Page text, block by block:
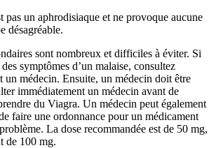
pas un aphrodisiaque et ne provoque aucune
désagréable.
sont nombreux et difficiles à éviter. Si
symptômes d’un malaise, consultez
un médecin. Ensuite, un médecin doit être
immédiatement un médecin avant de
du Viagra. Un médecin peut également
faire une ordonnance pour un médicament
La dose recommandée est de 50 mg,
de 100 mg.